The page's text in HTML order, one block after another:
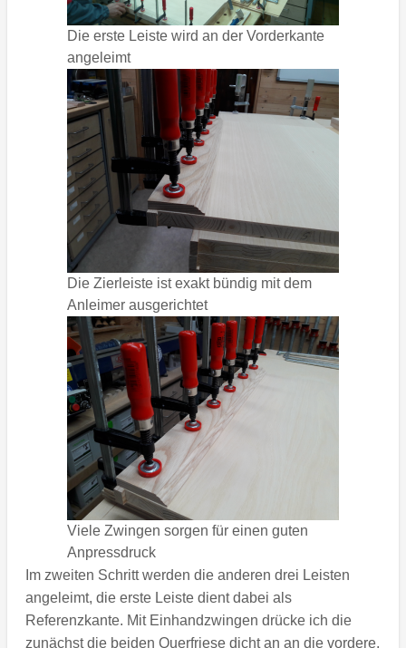
Die erste Leiste wird an der Vorderkante
angeleimt
Die Zierleiste ist exakt bündig mit dem
Anleimer ausgerichtet
Viele Zwingen sorgen für einen guten
Anpressdruck
Im zweiten Schritt werden die anderen drei Leisten
angeleimt, die erste Leiste dient dabei als
Referenzkante. Mit Einhandzwingen drücke ich die
zunächst die beiden Querfriese dicht an an die vordere,